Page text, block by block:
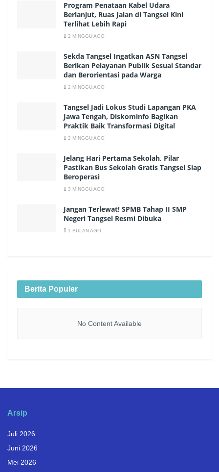
Program Penataan Kabel Udara
Berlanjut, Ruas Jalan di Tangsel Kini
Terlihat Lebih Rapi
2 MINGGU AGO
Sekda Tangsel Ingatkan ASN Tangsel
Berikan Pelayanan Publik Sesuai Standar
dan Berorientasi pada Warga
2 MINGGU AGO
Tangsel Jadi Lokus Studi Lapangan PKA
Jawa Tengah, Diskominfo Bagikan
Praktik Baik Transformasi Digital
2 MINGGU AGO
Jelang Hari Pertama Sekolah, Pilar
Pastikan Bus Sekolah Gratis Tangsel Siap
Beroperasi
3 MINGGU AGO
Jangan Terlewat! SPMB Tahap II SMP
Negeri Tangsel Resmi Dibuka
1 BULAN AGO
Berita Populer
No Content Available
Arsip
Juli 2026
Juni 2026
Mei 2026